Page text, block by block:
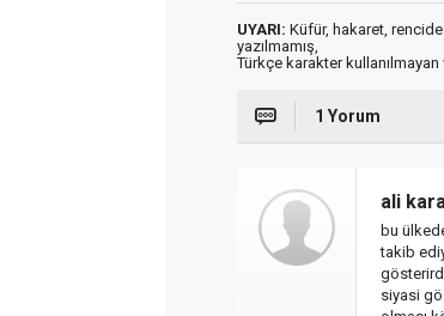
UYARI: Küfür, hakaret,
yazılmamış,
Türkçe karakter
1 Yorum
ali
bu
takib
siyasi